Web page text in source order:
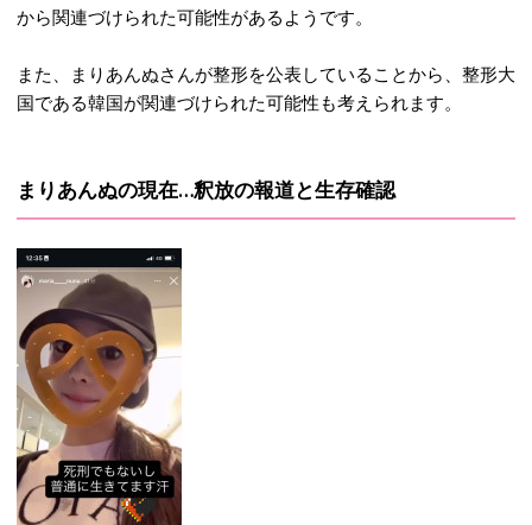
から関連づけられた可能性があるようです。
また、まりあんぬさんが整形を公表していることから、整形大
国である韓国が関連づけられた可能性も考えられます。
まりあんぬの現在…釈放の報道と生存確認